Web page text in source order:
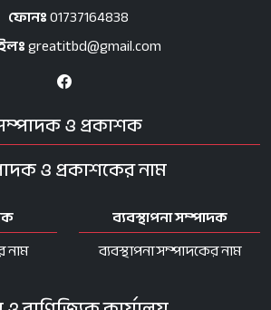
ফোনঃ01737164838
greatitbd@gmail.com
ও প্রকাশক
ও প্রকাশকের নাম
নাম
ব্যবস্থাপনা সম্পাদক
ব্যবস্থাপনা সম্পাদকের নাম